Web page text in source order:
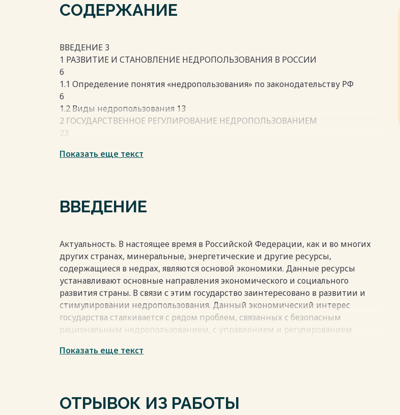
СОДЕРЖАНИЕ
ВВЕДЕНИЕ 3
1 РАЗВИТИЕ И СТАНОВЛЕНИЕ НЕДРОПОЛЬЗОВАНИЯ В РОССИИ
6
1.1 Определение понятия «недропользования» по законодательству РФ
6
1.2 Виды недропользования 13
2 ГОСУДАРСТВЕННОЕ РЕГУЛИРОВАНИЕ НЕДРОПОЛЬЗОВАНИЕМ
23
23
37
3.1 Надзор и контроль за рациональным недропользованием 37
ЗАКЛЮЧЕНИЕ 54
СПИСОК ИСПОЛЬЗОВАННЫХ ИСТОЧНИКОВ 57
ПРИЛОЖЕНИЕ 65
Весь текст будет доступенпосле покупки
Показать еще текст
ВВЕДЕНИЕ
Актуальность. В настоящее время в Российской Федерации, как и во многих
других странах, минеральные, энергетические и другие ресурсы,
содержащиеся в недрах, являются основой экономики. Данные ресурсы
устанавливают основные направления экономического и социального
развития страны. В связи с этим государство заинтересовано в развитии и
стимулировании недропользования. Данный экономический интерес
государства сталкивается с рядом проблем, связанных с безопасным
рациональным недропользованием, с управлением и регулированием
так и в практике.
Предметом исследовании выступают положения нормативно-правовых
Показать еще текст
ОТРЫВОК ИЗ РАБОТЫ